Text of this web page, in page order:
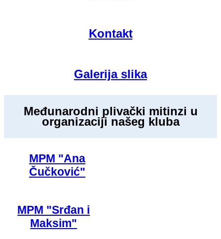
Kontakt
Galerija slika
Međunarodni plivački mitinzi u
organizaciji našeg kluba
MPM "Ana
Čučković"
MPM "Srđan i
Maksim"